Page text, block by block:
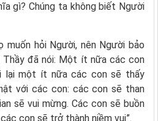
gì? Chúng ta không biết Người
muốn hỏi Người, nên Người bảo
Thầy đã nói: Một ít nữa các con
lại một ít nữa các con sẽ thấy
với các con: các con sẽ than
sẽ vui mừng. Các con sẽ buồn
con sẽ trở thành niềm vui”.